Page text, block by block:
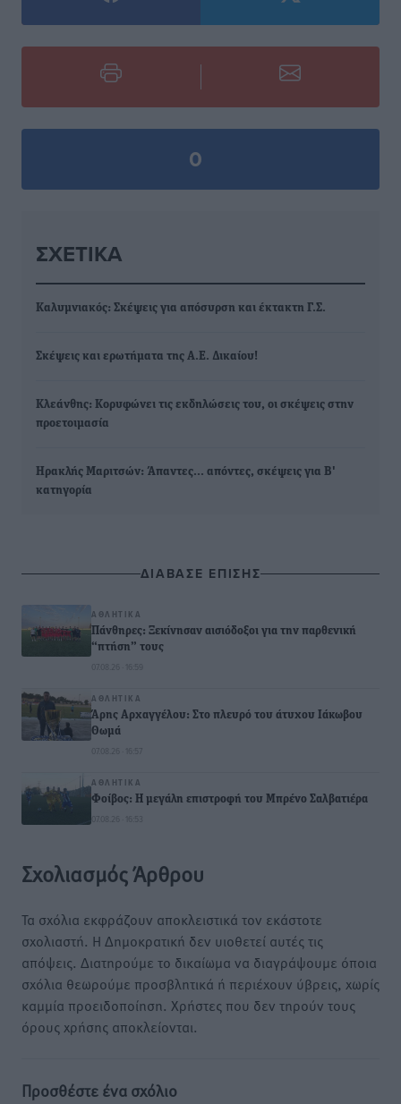
0
ΣΧΕΤΙΚΆ
Καλυμνιακός: Σκέψεις για απόσυρση και έκτακτη Γ.Σ.
Σκέψεις και ερωτήματα της Α.Ε. Δικαίου!
Κλεάνθης: Κορυφώνει τις εκδηλώσεις του, οι σκέψεις στην
προετοιμασία
Ηρακλής Μαριτσών: Άπαντες... απόντες, σκέψεις για Β'
κατηγορία
ΔΙΑΒΑΣΕ ΕΠΙΣΗΣ
ΑΘΛΗΤΙΚΆ
Πάνθηρες: Ξεκίνησαν αισιόδοξοι για την παρθενική
“πτήση” τους
07.08.26 · 16:59
ΑΘΛΗΤΙΚΆ
Άρης Αρχαγγέλου: Στο πλευρό του άτυχου Ιάκωβου
Θωμά
07.08.26 · 16:57
ΑΘΛΗΤΙΚΆ
Φοίβος: Η μεγάλη επιστροφή του Μπρένο Σαλβατιέρα
07.08.26 · 16:53
Σχολιασμός Άρθρου
Τα σχόλια εκφράζουν αποκλειστικά τον εκάστοτε
σχολιαστή. Η Δημοκρατική δεν υιοθετεί αυτές τις
απόψεις. Διατηρούμε το δικαίωμα να διαγράψουμε όποια
σχόλια θεωρούμε προσβλητικά ή περιέχουν ύβρεις, χωρίς
καμμία προειδοποίηση. Χρήστες που δεν τηρούν τους
όρους χρήσης αποκλείονται.
Προσθέστε ένα σχόλιο